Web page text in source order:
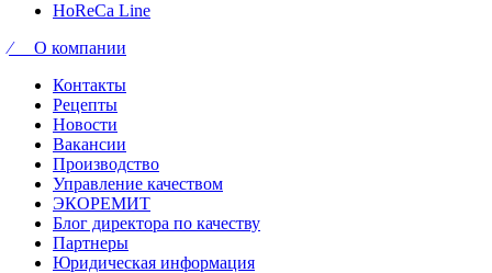
HoReCa Line
⁄ О компании
Контакты
Рецепты
Новости
Вакансии
Производство
Управление качеством
ЭКОРЕМИТ
Блог директора по качеству
Партнеры
Юридическая информация